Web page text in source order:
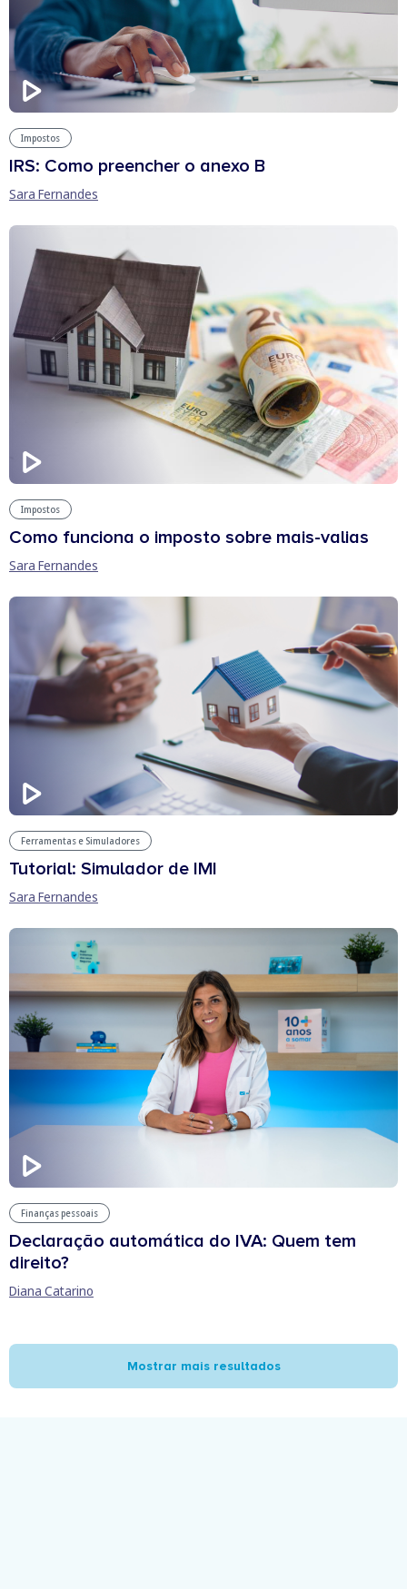
Impostos
IRS: Como preencher o anexo B
Sara Fernandes
Impostos
Como funciona o imposto sobre mais-valias
Sara Fernandes
Ferramentas e Simuladores
Tutorial: Simulador de IMI
Sara Fernandes
Finanças pessoais
Declaração automática do IVA: Quem tem
direito?
Diana Catarino
Mostrar mais resultados